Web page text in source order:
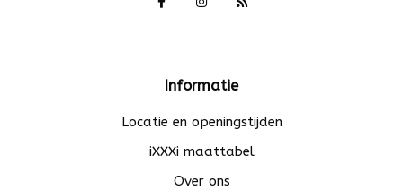
Informatie
Locatie en openingstijden
iXXXi maattabel
Over ons